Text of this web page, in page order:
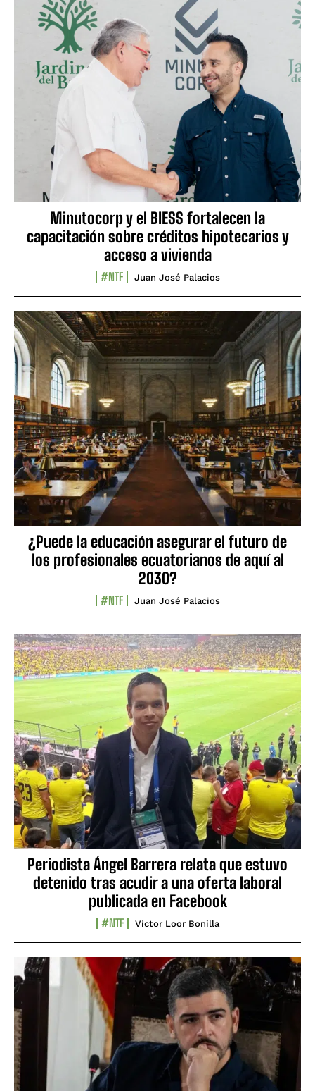
Minutocorp y el BIESS fortalecen la
capacitación sobre créditos hipotecarios y
acceso a vivienda
#NTF Juan José Palacios
¿Puede la educación asegurar el futuro de
los profesionales ecuatorianos de aquí al
2030?
#NTF Juan José Palacios
Periodista Ángel Barrera relata que estuvo
detenido tras acudir a una oferta laboral
publicada en Facebook
#NTF Víctor Loor Bonilla